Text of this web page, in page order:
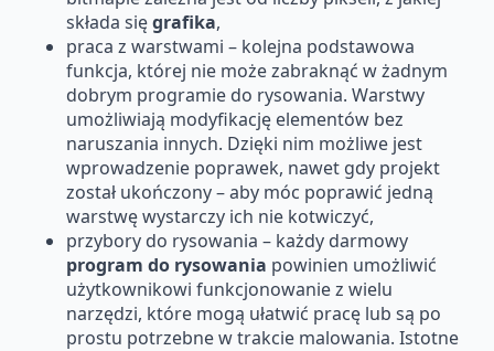
składa sięgrafika,
praca z warstwami – kolejna podstawowa
funkcja, której nie może zabraknąć w żadnym
dobrym programie do rysowania. Warstwy
umożliwiają modyfikację elementów bez
naruszania innych. Dzięki nim możliwe jest
wprowadzenie poprawek, nawet gdy projekt
został ukończony – aby móc poprawić jedną
warstwę wystarczy ich nie kotwiczyć,
przybory do rysowania – każdy darmowy
program do rysowania powinien umożliwić
użytkownikowi funkcjonowanie z wielu
narzędzi, które mogą ułatwić pracę lub są po
prostu potrzebne w trakcie malowania. Istotne